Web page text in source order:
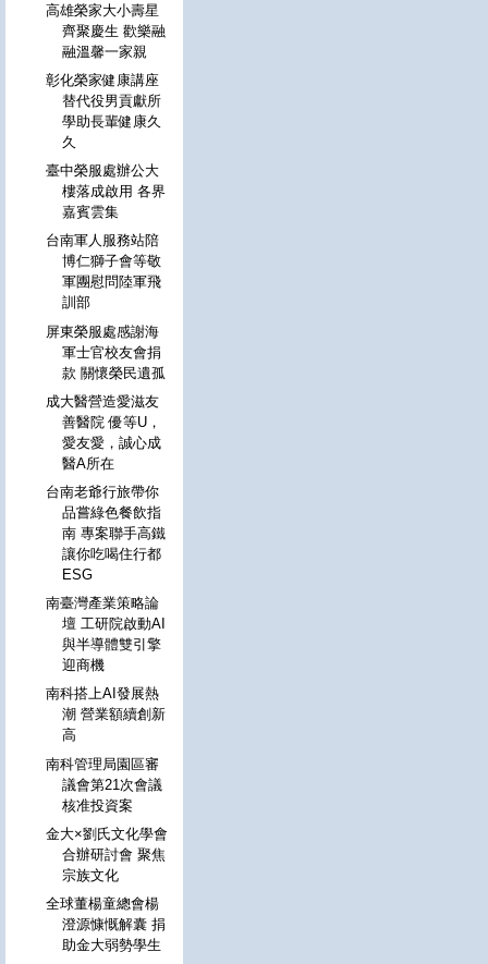
高雄榮家大小壽星
齊聚慶生 歡樂融
融溫馨一家親
彰化榮家健康講座
替代役男貢獻所
學助長輩健康久
久
臺中榮服處辦公大
樓落成啟用 各界
嘉賓雲集
台南軍人服務站陪
博仁獅子會等敬
軍團慰問陸軍飛
訓部
屏東榮服處感謝海
軍士官校友會捐
款 關懷榮民遺孤
成大醫營造愛滋友
善醫院 優等U，
愛友愛，誠心成
醫A所在
台南老爺行旅帶你
品嘗綠色餐飲指
南 專案聯手高鐵
讓你吃喝住行都
ESG
南臺灣產業策略論
壇 工研院啟動AI
與半導體雙引擎
迎商機
南科搭上AI發展熱
潮 營業額續創新
高
南科管理局園區審
議會第21次會議
核准投資案
金大×劉氏文化學會
合辦研討會 聚焦
宗族文化
全球董楊童總會楊
澄源慷慨解囊 捐
助金大弱勢學生